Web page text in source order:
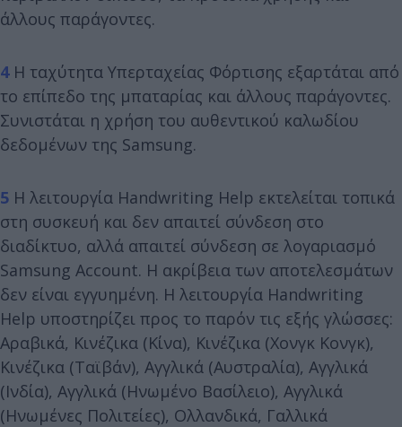
άλλους παράγοντες.
4Η ταχύτητα Υπερταχείας Φόρτισης εξαρτάται από
το επίπεδο της μπαταρίας και άλλους παράγοντες.
Συνιστάται η χρήση του αυθεντικού καλωδίου
δεδομένων της Samsung.
5 Η λειτουργία Handwriting Help εκτελείται τοπικά
στη συσκευή και δεν απαιτεί σύνδεση στο
διαδίκτυο, αλλά απαιτεί σύνδεση σε λογαριασμό
Samsung Account. Η ακρίβεια των αποτελεσμάτων
δεν είναι εγγυημένη. Η λειτουργία Handwriting
Help υποστηρίζει προς το παρόν τις εξής γλώσσες:
Αραβικά, Κινέζικα (Κίνα), Κινέζικα (Χονγκ Κονγκ),
Κινέζικα (Ταϊβάν), Αγγλικά (Αυστραλία), Αγγλικά
(Ινδία), Αγγλικά (Ηνωμένο Βασίλειο), Αγγλικά
(Ηνωμένες Πολιτείες), Ολλανδικά, Γαλλικά